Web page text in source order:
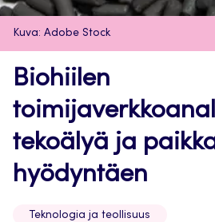
Kuva: Adobe Stock
Biohiilen
tekoälyä ja
hyödyntäen
Teknologia ja teollisuus